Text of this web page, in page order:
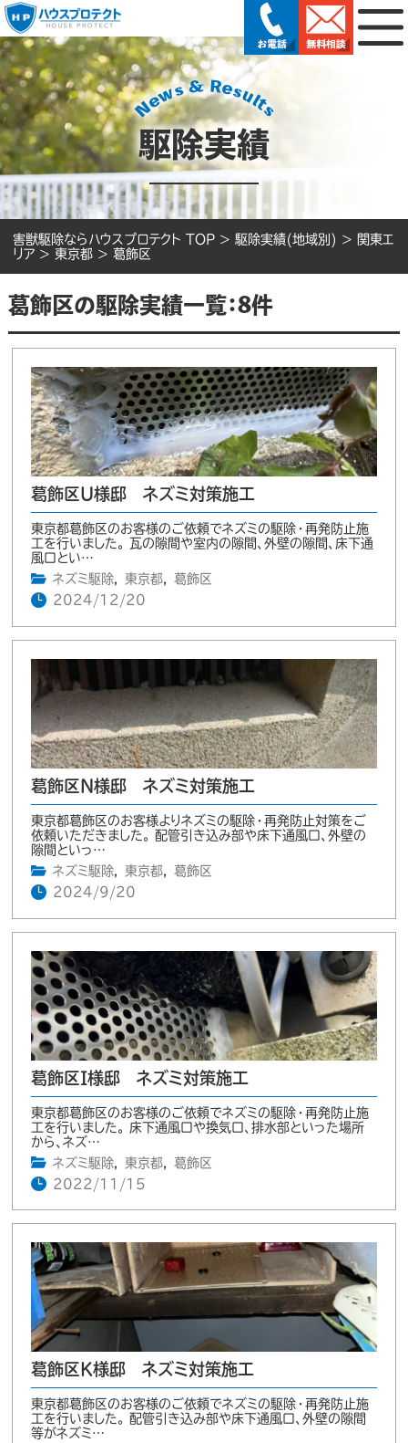
駆除実績
害獣駆除ならハウスプロテクト TOP > 駆除実績(地域別) > 関東エ
リア > 東京都 > 葛飾区
葛飾区の駆除実績一覧：8件
葛飾区U様邸 ネズミ対策施工
東京都葛飾区のお客様のご依頼でネズミの駆除・再発防止施
工を行いました。 瓦の隙間や室内の隙間、外壁の隙間、床下通
風口とい…
ネズミ駆除, 東京都,
葛飾区
2024/12/20
葛飾区N様邸 ネズミ対策施工
東京都葛飾区のお客様よりネズミの駆除・再発防止対策をご
依頼いただきました。 配管引き込み部や床下通風口、外壁の
隙間といっ…
ネズミ駆除
東京都
葛飾区
2024/9/20
葛飾区I様邸 ネズミ対策施工
東京都葛飾区のお客様のご依頼でネズミの駆除・再発防止施
工を行いました。 床下通風口や換気口、排水部といった場所
から、ネズ…
ネズミ駆除
東京都
葛飾区
2022/11/15
葛飾区K様邸 ネズミ対策施工
東京都葛飾区のお客様のご依頼でネズミの駆除・再発防止施
工を行いました。 配管引き込み部や床下通風口、外壁の隙間
等がネズミ…